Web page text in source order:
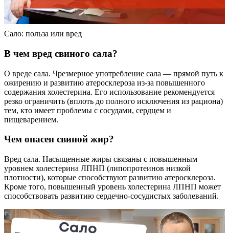
Сало: польза или вред
В чем вред свиного сала?
О вреде сала. Чрезмерное употребление сала — прямой путь к
ожирению и развитию атеросклероза из-за повышенного
содержания холестерина. Его использование рекомендуется
резко ограничить (вплоть до полного исключения из рациона)
тем, кто имеет проблемы с сосудами, сердцем и
пищеварением.
Чем опасен свиной жир?
Вред сала. Насыщенные жиры связаны с повышенным
уровнем холестерина ЛПНП (липопротеинов низкой
плотности), которые способствуют развитию атеросклероза.
Кроме того, повышенный уровень холестерина ЛПНП может
способствовать развитию сердечно-сосудистых заболеваний.